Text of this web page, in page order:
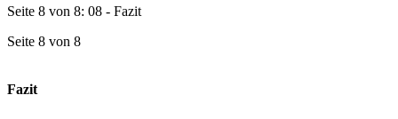
Seite 8 von 8: 08 - Fazit
Seite 8 von 8
Fazit